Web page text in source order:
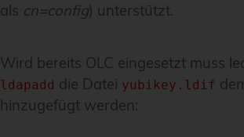
als cn=config) unterstützt.
Wird bereits OLC eingesetzt muss
ldapadd die Datei yubikey.ldif
hinzugefügt werden: